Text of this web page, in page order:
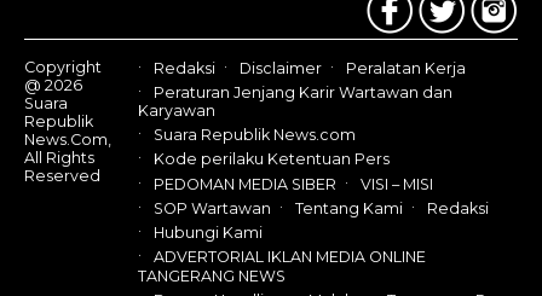
Copyright
@ 2026
Suara
Republik
News.Com,
All Rights
Reserved
Redaksi Disclaimer
Peralatan Kerja
Peraturan Jenjang Karir Wartawan dan
Karyawan
Suara Republik News.com
Kode perilaku Ketentuan Pers
PEDOMAN MEDIA SIBER
VISI – MISI
SOP Wartawan
Tentang Kami
Redaksi
Hubungi Kami
ADVERTORIAL IKLAN MEDIA ONLINE
TANGERANG NEWS